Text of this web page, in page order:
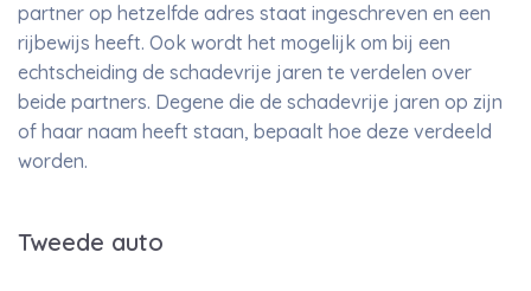
partner op hetzelfde adres staat ingeschreven en een
rijbewijs heeft. Ook wordt het mogelijk om bij een
echtscheiding de schadevrije jaren te verdelen over
beide partners. Degene die de schadevrije jaren op zijn
of haar naam heeft staan, bepaalt hoe deze verdeeld
worden.
Tweede auto